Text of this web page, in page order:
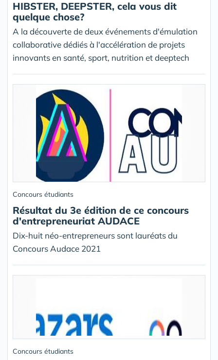
HIBSTER, DEEPSTER, cela vous dit
quelque chose?
A la découverte de deux événements d'émulation
collaborative dédiés à l'accélération de projets
innovants en santé, sport, nutrition et deeptech
Concours étudiants
Résultat du 3e édition de ce concours
d'entrepreneuriat AUDACE
Dix-huit néo-entrepreneurs sont lauréats du
Concours Audace 2021
Concours étudiants